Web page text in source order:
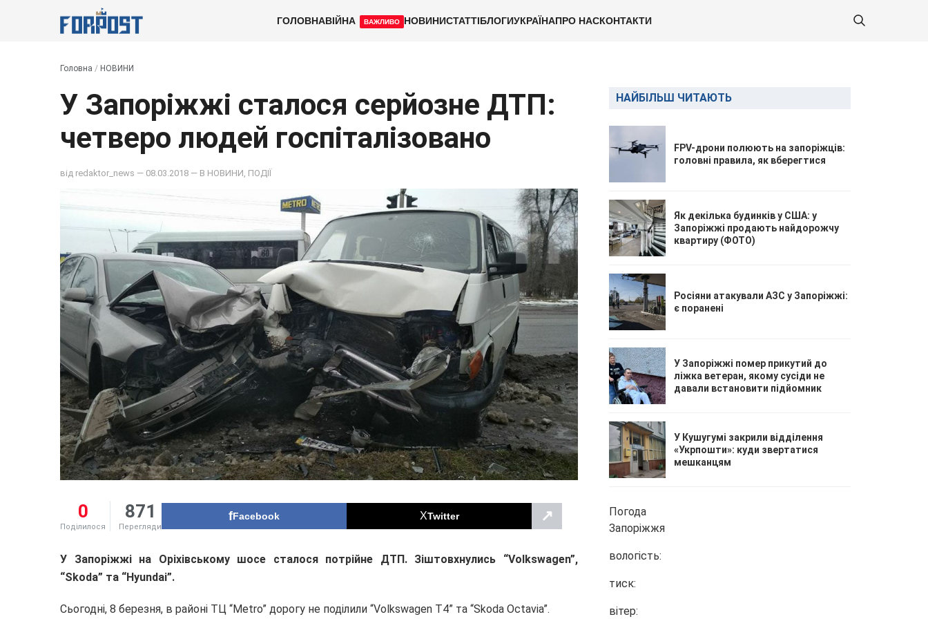
ГОЛОВНАВІЙНА ВАЖЛИВО НОВИНИСТАТТІБЛОГИУКРАЇНАПРО НАСКОНТАКТИ
Головна / НОВИНИ
У Запоріжжі сталося серйозне ДТП:
четверо людей госпіталізовано
від redaktor_news — 08.03.2018 — В НОВИНИ ПОДІЇ
0
Поділилося
871
Перегляди
Facebook Twitter ↗
У Запоріжжі на Оріхівському шосе сталося потрійне ДТП. Зіштовхнулись “Volkswagen”,
“Skoda” та “Hyundai”.
Сьогодні, 8 березня, в районі ТЦ “Metro” дорогу не поділили “Volkswagen T4” та “Skoda Octavia”.
НАЙБІЛЬШ ЧИТАЮТЬ
FPV-дрони полюють на запоріжців:
головні правила, як вберегтися
Як декілька будинків у США: у
Запоріжжі продають найдорожчу
квартиру (ФОТО)
Росіяни атакували АЗС у Запоріжжі:
є поранені
У Запоріжжі помер прикутий до
ліжка ветеран, якому сусіди не
давали встановити підйомник
У Кушугумі закрили відділення
«Укрпошти»: куди звертатися
мешканцям
Погода
Запоріжжя
вологість:
тиск:
вітер: